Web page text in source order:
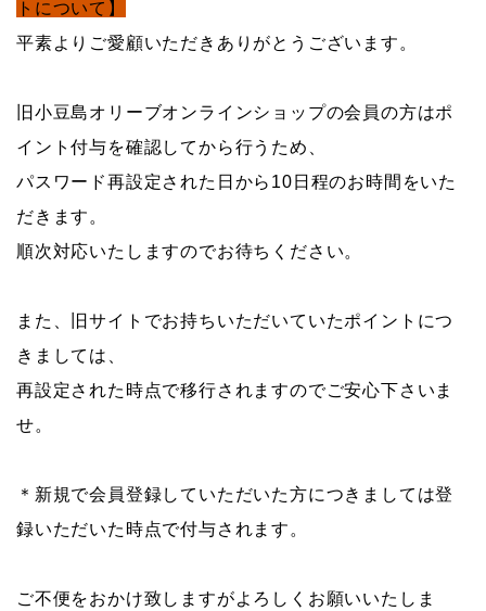
トについて】
平素よりご愛顧いただきありがとうございます。
旧小豆島オリーブオンラインショップの会員の方はポ
イント付与を確認してから行うため、
パスワード再設定された日から10日程のお時間をいた
だきます。
順次対応いたしますのでお待ちください。
また、旧サイトでお持ちいただいていたポイントにつ
きましては、
再設定された時点で移行されますのでご安心下さいま
せ。
＊新規で会員登録していただいた方につきましては登
録いただいた時点で付与されます。
ご不便をおかけ致しますがよろしくお願いいたしま